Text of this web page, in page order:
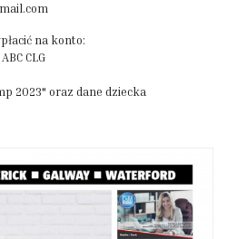
na konto:
CLG
2023" oraz dane dziecka